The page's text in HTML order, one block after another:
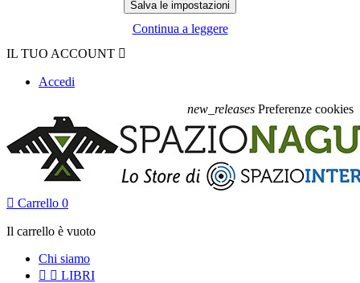
Continua a leggere
IL TUO ACCOUNT 
Accedi
new_releases Preferenze cookies
 Carrello 0
Il carrello è vuoto
Chi siamo
  LIBRI